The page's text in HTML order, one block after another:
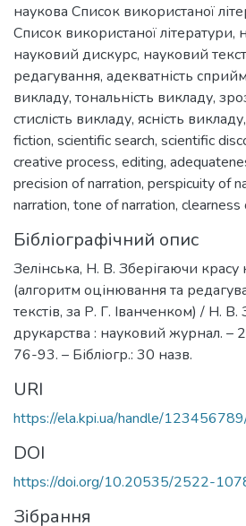
наукова Список використаної
Список використаної літератури,
науковий дискурс, науковий текст
редагування, адекватність
викладу, тональність викладу,
стислість викладу, ясність викладу,
fiction, scientific search, scientific
creative process, editing,
precision of narration, perspicuity of
narration, tone of narration, clearness
Бібліографічний опис
Зелінська, Н. В. Зберігаючи
(алгоритм оцінювання та
текстів, за Р. Г. Іванченком) / Н. В.
друкарства : науковий журнал. –
76-93. – Бібліогр.: 30 назв.
URI
https://ela.kpi.ua/handle/
DOI
https://doi.org/10.20535/2522-
Зібрання